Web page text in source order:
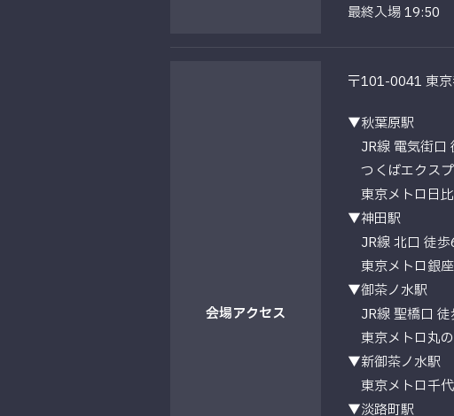
最終入場 19:50
会場アクセス
〒101-0041 東
▼秋葉原駅
JR線 電気街口
つくばエクス
東京メトロ日
▼神田駅
JR線 北口 徒
東京メトロ銀
▼御茶ノ水駅
JR線 聖橋口
東京メトロ丸
▼新御茶ノ水駅
東京メトロ千
▼淡路町駅